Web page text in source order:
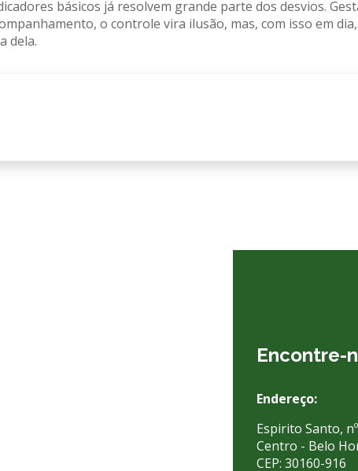
básicos já resolvem grande parte dos desvios.
o controle vira ilusão, mas, com isso em
dela.
Encontre-
Endereço:
Espirito Santo,
Centro - Belo
CEP: 30160-916